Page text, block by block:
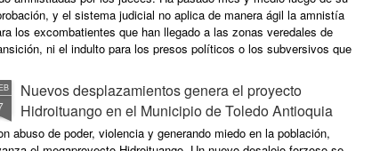
y el sistema judicial no aplica de manera ágil la amnistía
los excombatientes que han llegado a las zonas veredales de
ni el indulto para los presos políticos o los subversivos que
inédita. No existe ningún proceso de paz en el mundo en el
45 días después de aprobarse la ley de amnistía, no haya sido
por los tribunales”, afirmó en Medellín el abogado de las FARC,
Santiago. Por Agencia de Prensa IPC
Nuevos desplazamientos genera el proyecto
Hidroituango en el Municipio de Toledo Antioquia
abuso de poder, violencia y generando miedo en la población,